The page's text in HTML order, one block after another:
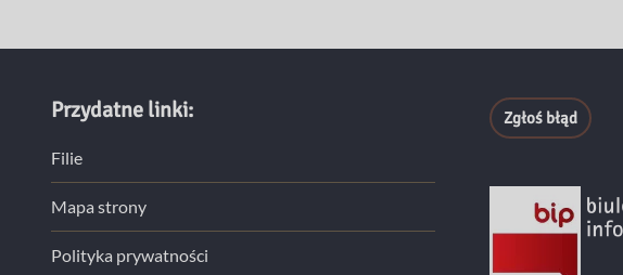
Przydatne linki:
Filie
Mapa strony
Polityka prywatności
Zgłoś błąd